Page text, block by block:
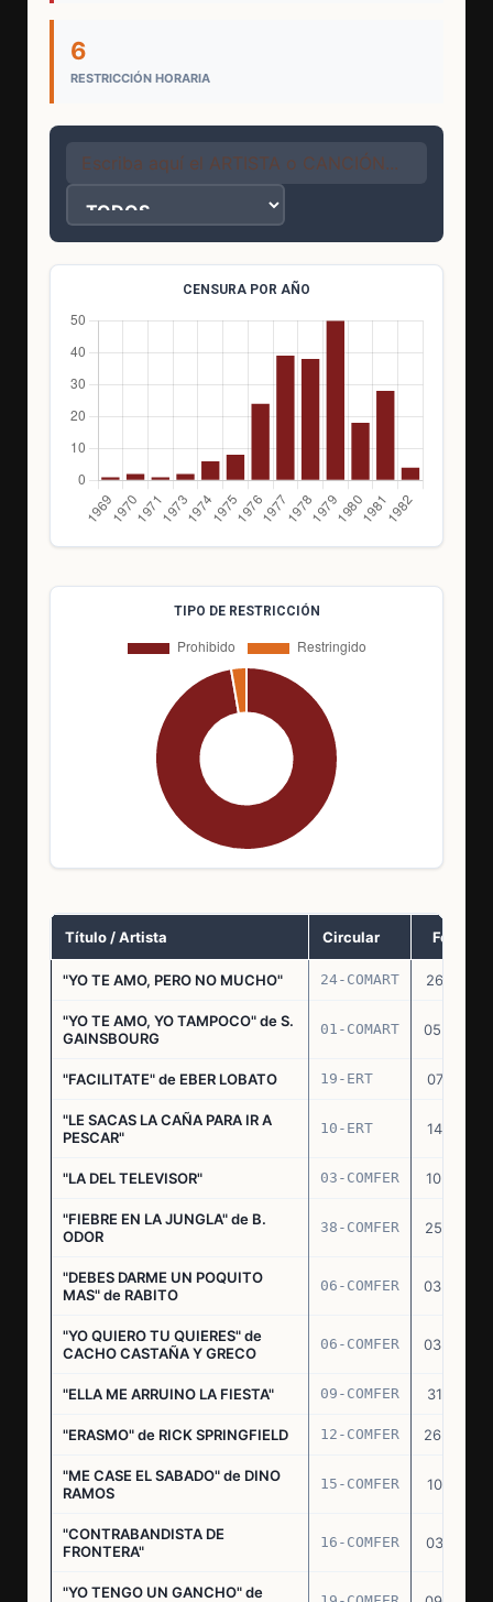
6
RESTRICCIÓN HORARIA
CENSURA POR AÑO
TIPO DE RESTRICCIÓN
Título / Artista Circular Fecha
"YO TE AMO, PERO NO MUCHO" 24-COMART 26.11.69
"YO TE AMO, YO TAMPOCO" de S.
GAINSBOURG
01-COMART 05.02.70
"FACILITATE" de EBER LOBATO 19-ERT 07.10.70
"LE SACAS LA CAÑA PARA IR A
PESCAR"
10-ERT 14.07.71
"LA DEL TELEVISOR" 03-COMFER 10.01.73
"FIEBRE EN LA JUNGLA" de B.
ODOR
38-COMFER 25.10.73
"DEBES DARME UN POQUITO
MAS" de RABITO
06-COMFER 03.05.74
"YO QUIERO TU QUIERES" de
CACHO CASTAÑA Y GRECO
06-COMFER 03.05.74
"ELLA ME ARRUINO LA FIESTA" 09-COMFER 31.07.74
"ERASMO" de RICK SPRINGFIELD 12-COMFER 26.09.74
"ME CASE EL SABADO" de DINO
RAMOS
15-COMFER 10.10.74
"CONTRABANDISTA DE
FRONTERA"
16-COMFER 03.12.74
"YO TENGO UN GANCHO" de